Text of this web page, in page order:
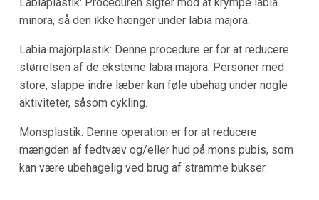
Labiaplastik: Proceduren sigter mod at krympe labia
minora, så den ikke hænger under labia majora.
Labia majorplastik: Denne procedure er for at reducere
størrelsen af de eksterne labia majora. Personer med
store, slappe indre læber kan føle ubehag under nogle
aktiviteter, såsom cykling.
Monsplastik: Denne operation er for at reducere
mængden af fedtvæv og/eller hud på mons pubis, som
kan være ubehagelig ved brug af stramme bukser.